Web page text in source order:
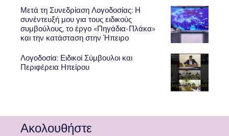
Μετά τη Συνεδρίαση Λογοδοσίας: Η
συνέντευξή μου για τους ειδικούς
συμβούλους, το έργο «Πηγάδια-Πλάκα»
και την κατάσταση στην Ήπειρο
Λογοδοσία: Ειδικοί Σύμβουλοι και
Περιφέρεια Ηπείρου
Ακολουθήστε